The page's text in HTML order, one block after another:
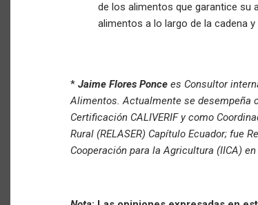
de los alimentos que garantice su
alimentos a lo largo de la cadena
* Jaime Flores Ponce es Consultor
Alimentos. Actualmente se desempeña
Certificación CALIVERIF y como
Rural (RELASER) Capítulo Ecuador; fue
Cooperación para la Agricultura (IICA)